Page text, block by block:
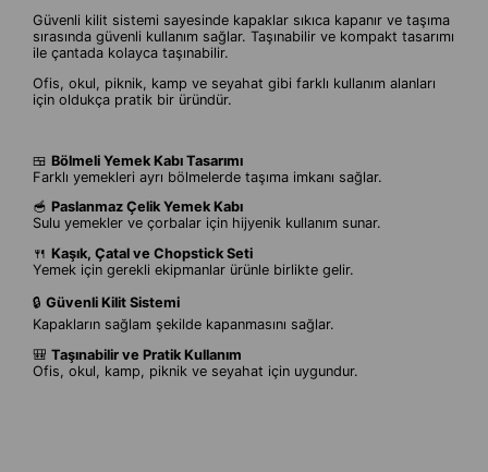
Güvenli kilit sistemi sayesinde kapaklar sıkıca kapanır ve taşıma
sırasında güvenli kullanım sağlar. Taşınabilir ve kompakt tasarımı
ile çantada kolayca taşınabilir.
Ofis, okul, piknik, kamp ve seyahat gibi farklı kullanım alanları
için oldukça pratik bir üründür.
🍱 Bölmeli Yemek Kabı Tasarımı
Farklı yemekleri ayrı bölmelerde taşıma imkanı sağlar.
🥣 Paslanmaz Çelik Yemek Kabı
Sulu yemekler ve çorbalar için hijyenik kullanım sunar.
🍴 Kaşık, Çatal ve Chopstick Seti
Yemek için gerekli ekipmanlar ürünle birlikte gelir.
🔒 Güvenli Kilit Sistemi
Kapakların sağlam şekilde kapanmasını sağlar.
🎒 Taşınabilir ve Pratik Kullanım
Ofis, okul, kamp, piknik ve seyahat için uygundur.